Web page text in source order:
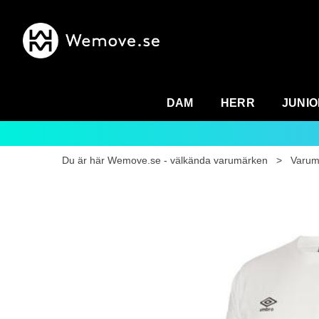
DAM HERR
Du är här Wemove.se - välkända varumärken >